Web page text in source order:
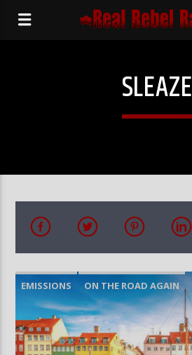
SLEAZE
EMISSIONS
ON THE ROAD AGAIN
PODCASTS
RADIO